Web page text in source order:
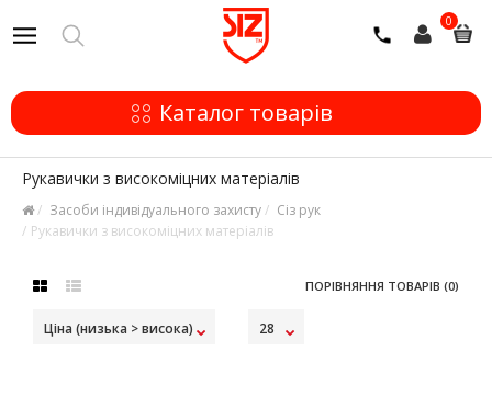
0
Каталог товарів
Рукавички з високоміцних матеріалів
Засоби індивідуального захисту
Сіз рук
Рукавички з високоміцних матеріалів
ПОРІВНЯННЯ ТОВАРІВ (0)